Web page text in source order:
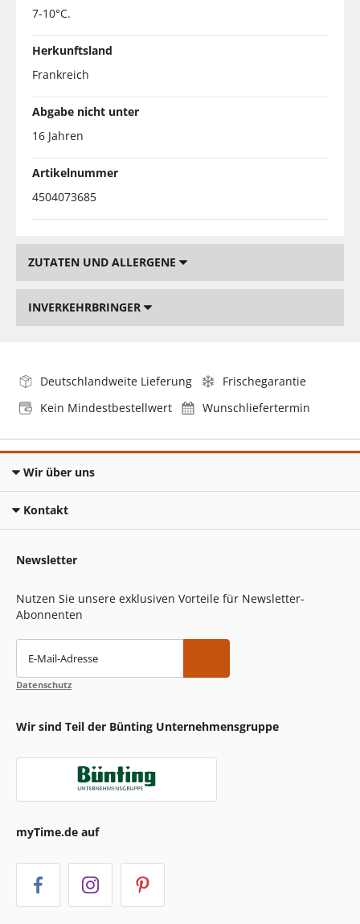
7-10°C.
Herkunftsland
Frankreich
Abgabe nicht unter
16 Jahren
Artikelnummer
4504073685
ZUTATEN UND ALLERGENE
INVERKEHRBRINGER
Deutschlandweite Lieferung
Frischegarantie
Kein Mindestbestellwert
Wunschliefertermin
Wir über uns
Kontakt
Newsletter
Nutzen Sie unsere exklusiven Vorteile für Newsletter-
Abonnenten
E-Mail-Adresse
Datenschutz
Wir sind Teil der Bünting Unternehmensgruppe
myTime.de auf